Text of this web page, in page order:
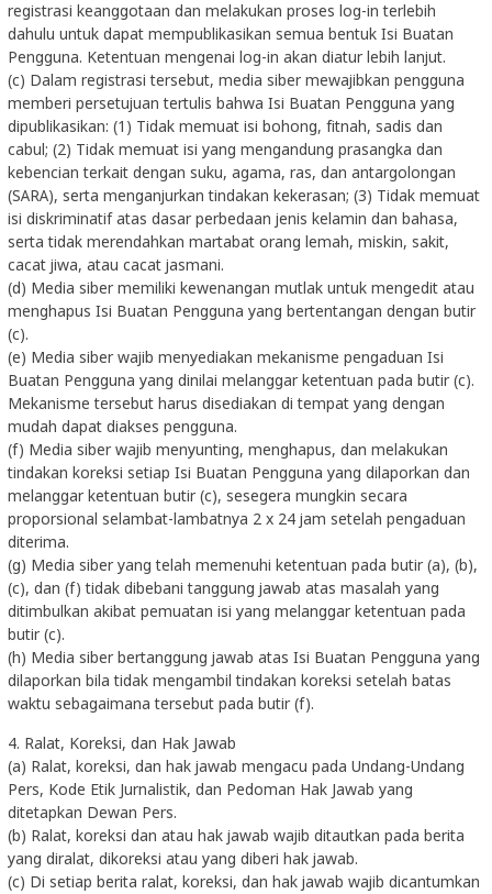
registrasi keanggotaan dan melakukan proses log-in terlebih
dahulu untuk dapat mempublikasikan semua bentuk Isi Buatan
Pengguna. Ketentuan mengenai log-in akan diatur lebih lanjut.
(c) Dalam registrasi tersebut, media siber mewajibkan pengguna
memberi persetujuan tertulis bahwa Isi Buatan Pengguna yang
dipublikasikan: (1) Tidak memuat isi bohong, fitnah, sadis dan
cabul; (2) Tidak memuat isi yang mengandung prasangka dan
kebencian terkait dengan suku, agama, ras, dan antargolongan
(SARA), serta menganjurkan tindakan kekerasan; (3) Tidak memuat
isi diskriminatif atas dasar perbedaan jenis kelamin dan bahasa,
serta tidak merendahkan martabat orang lemah, miskin, sakit,
cacat jiwa, atau cacat jasmani.
(d) Media siber memiliki kewenangan mutlak untuk mengedit atau
menghapus Isi Buatan Pengguna yang bertentangan dengan butir
(c).
(e) Media siber wajib menyediakan mekanisme pengaduan Isi
Buatan Pengguna yang dinilai melanggar ketentuan pada butir (c).
Mekanisme tersebut harus disediakan di tempat yang dengan
mudah dapat diakses pengguna.
(f) Media siber wajib menyunting, menghapus, dan melakukan
tindakan koreksi setiap Isi Buatan Pengguna yang dilaporkan dan
melanggar ketentuan butir (c), sesegera mungkin secara
proporsional selambat-lambatnya 2 x 24 jam setelah pengaduan
diterima.
(g) Media siber yang telah memenuhi ketentuan pada butir (a), (b),
(c), dan (f) tidak dibebani tanggung jawab atas masalah yang
ditimbulkan akibat pemuatan isi yang melanggar ketentuan pada
butir (c).
(h) Media siber bertanggung jawab atas Isi Buatan Pengguna yang
dilaporkan bila tidak mengambil tindakan koreksi setelah batas
waktu sebagaimana tersebut pada butir (f).
4. Ralat, Koreksi, dan Hak Jawab
(a) Ralat, koreksi, dan hak jawab mengacu pada Undang-Undang
Pers, Kode Etik Jurnalistik, dan Pedoman Hak Jawab yang
ditetapkan Dewan Pers.
(b) Ralat, koreksi dan atau hak jawab wajib ditautkan pada berita
yang diralat, dikoreksi atau yang diberi hak jawab.
(c) Di setiap berita ralat, koreksi, dan hak jawab wajib dicantumkan